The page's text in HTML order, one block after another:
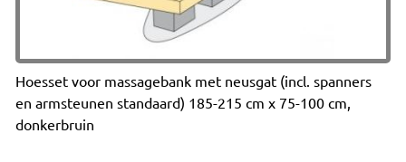
Hoesset voor massagebank met neusgat (incl. spanners
en armsteunen standaard) 185-215 cm x 75-100 cm,
donkerbruin